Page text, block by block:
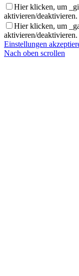
Hier klicken, um
aktivieren/deaktivieren.
Hier klicken, um
aktivieren/deaktivieren.
Einstellungen
Nach oben scrollen